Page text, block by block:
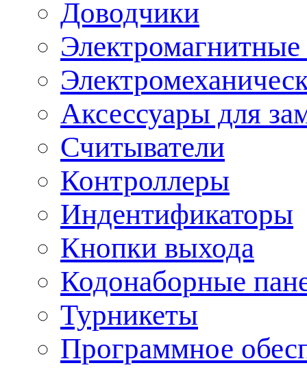
Доводчики
Аксессуары для
Считыватели
Контроллеры
Индентификаторы
Кнопки выхода
Кодонаборные
Турникеты
Программное